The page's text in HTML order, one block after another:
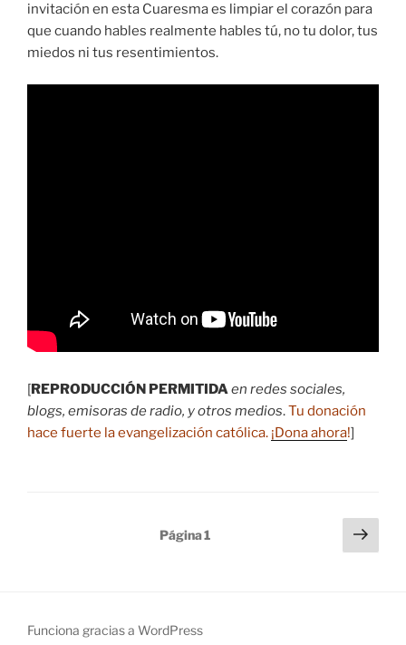
invitación en esta Cuaresma es limpiar el corazón para
que cuando hables realmente hables tú, no tu dolor, tus
miedos ni tus resentimientos.
[REPRODUCCIÓN PERMITIDAen redes sociales,
blogs, emisoras de radio, y otros medios.Tu donación
hace fuerte la evangelización católica. ¡Dona ahora!]
Página1
Funciona gracias a WordPress